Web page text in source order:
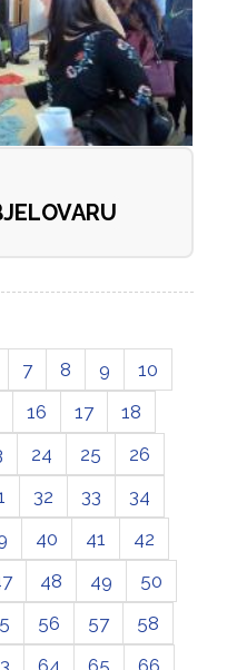
7 8 9
10
16 17
18
24 25
26
32 33
34
40 41
42
48 49
50
56 57
58
64 65 66